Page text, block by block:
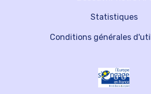
Statistiques
Conditions générales